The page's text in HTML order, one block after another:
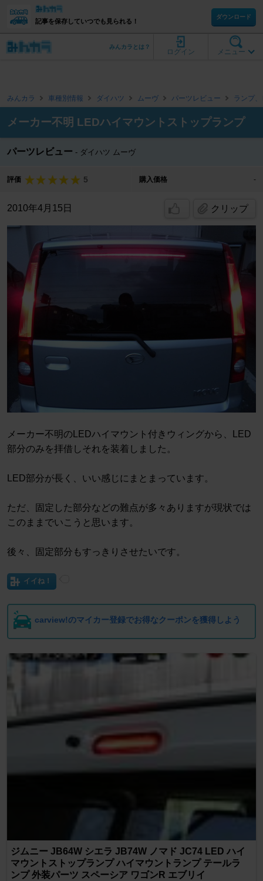
記事を保存していつでも見られる！
ダウンロード
メニュー
ログイン
みんカラとは？
みんカラ 車種別情報 ダイハツ ムーヴ パーツレビュー ランプ
メーカー不明 LEDハイマウントストップランプ
パーツレビュー ダイハツ ムーヴ
評価 5 購入価格 -
2010年4月15日 クリップ
メーカー不明のLEDハイマウント付きウィングから、LED
部分のみを拝借しそれを装着しました。
LED部分が長く、いい感じにまとまっています。
ただ、固定した部分などの難点が多々ありますが現状では
このままでいこうと思います。
後々、固定部分もすっきりさせたいです。
イイね！
carview!のマイカー登録でお得なクーポンを獲得しよう
ジムニー JB64W シエラ JB74W ノマド JC74 LED ハイ
マウントストップランプ ハイマウントランプ テールラ
ンプ 外装パーツ スペーシア ワゴンR エブリイ